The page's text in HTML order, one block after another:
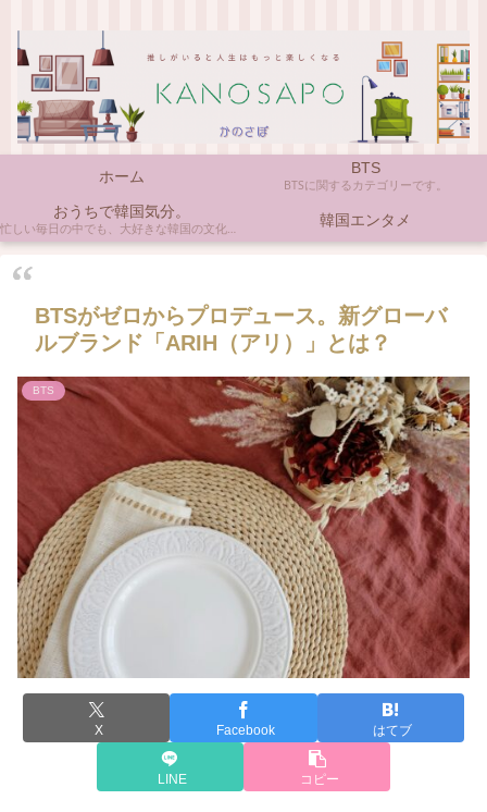
ホーム BTS
BTSに関するカテゴリーです。
おうちで韓国気分。
忙しい毎日の中でも、大好きな韓国の文化やアイテムに触れると心がほっとしますよね。ここでは、自宅で手軽に楽しめる韓国の美味しいもの、お気に入りのコスメ、そして推し活の楽しみ方など、「おうちにいながら韓国気分」に触れられるヒントを私らしくお届けします。 韓国エンタメ
BTSがゼロからプロデュース。新グローバ
ルブランド「ARIH（アリ）」とは？
BTS
X Facebook はてブ
LINE コピー